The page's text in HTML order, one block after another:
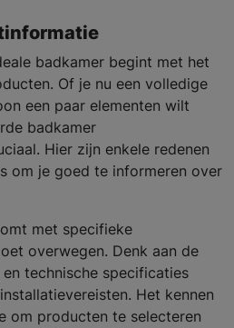
badkamer begint met het
Of je nu een volledige
een paar elementen wilt
badkamer
Hier zijn enkele redenen
om je goed te informeren over
met specifieke
overwegen. Denk aan de
technische specificaties
Het kennen
om producten te selecteren